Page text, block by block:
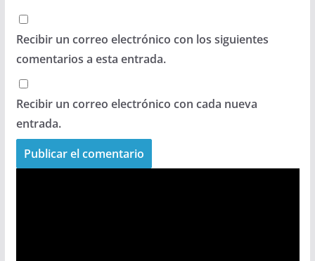
Recibir un correo electrónico con los siguientes
comentarios a esta entrada.
Recibir un correo electrónico con cada nueva
entrada.